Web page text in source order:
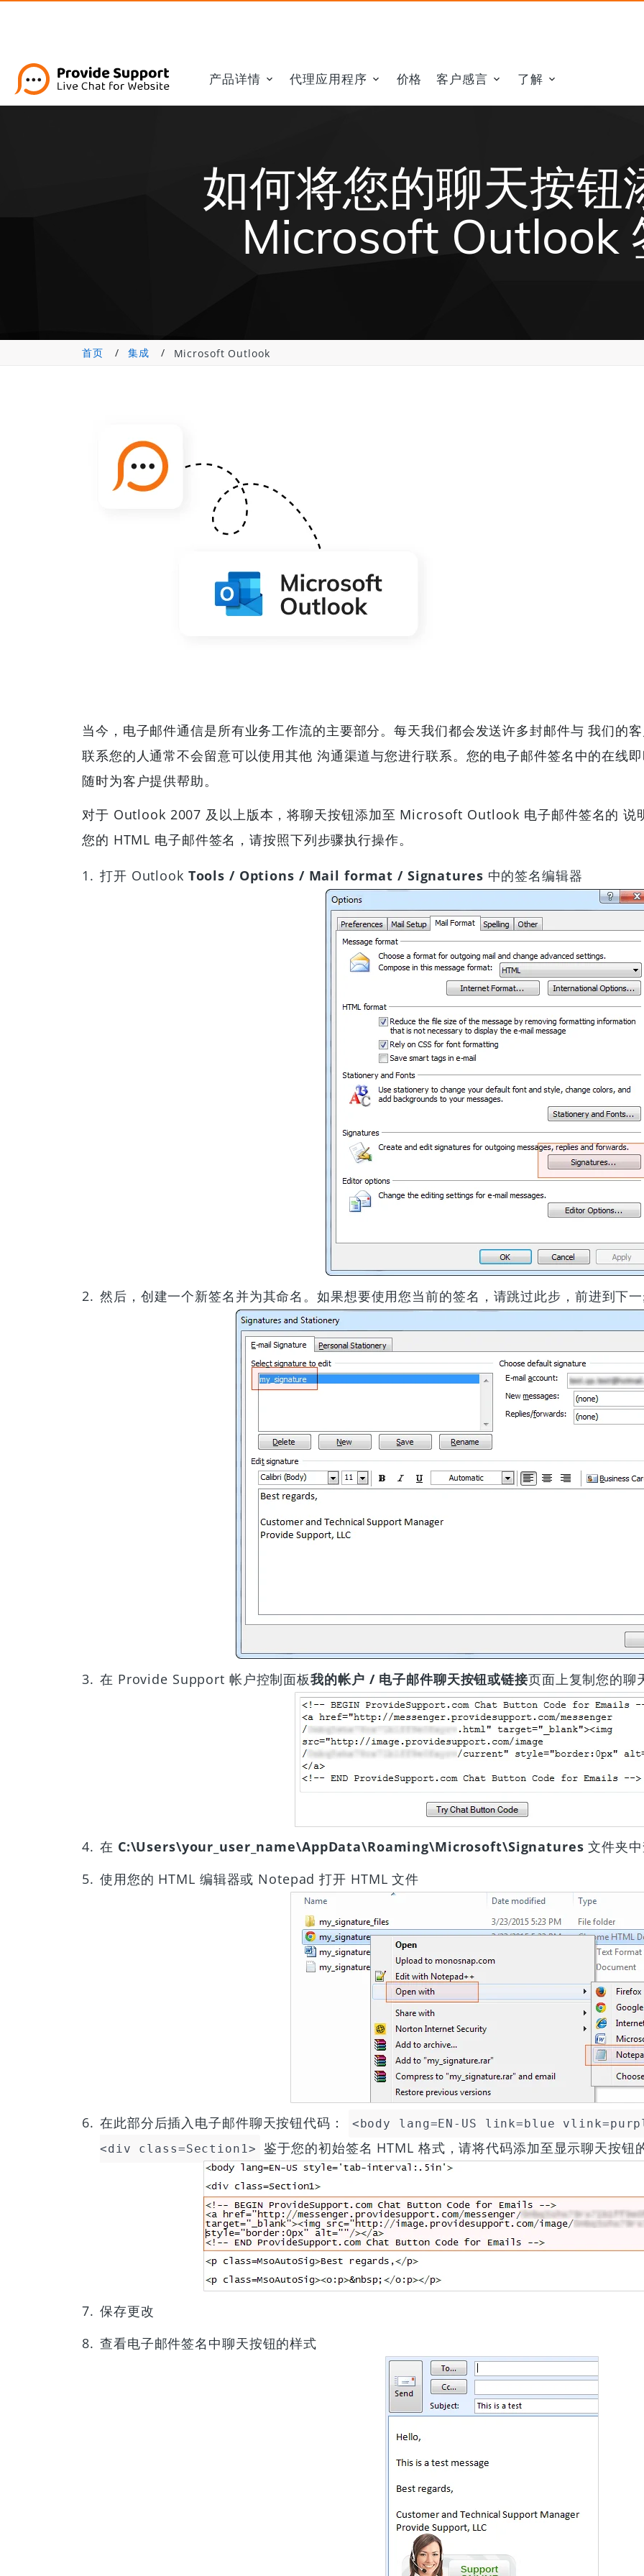
产品详情 代理应用程序 价格 客户感言 了解
如何将您的聊天按钮
Microsoft Outlook
首页 集成 Microsoft Outlook
当今，电子邮件通信是所有业务工作流的主要部分。每天我们都会发送许多封邮件与 我们的
联系您的人通常不会留意可以使用其他 沟通渠道与您进行联系。您的电子邮件签名中的在线
随时为客户提供帮助。
对于 Outlook 2007 及以上版本，将聊天按钮添加至 Microsoft Outlook 电子邮件签名的 说
您的 HTML 电子邮件签名，请按照下列步骤执行操作。
打开 Outlook Tools / Options / Mail format / Signatures 中的签名编辑器
然后，创建一个新签名并为其命名。如果想要使用您当前的签名，请跳过此步，前进到下
在 Provide Support 帐户控制面板我的帐户 / 电子邮件聊天按钮或链接页面上复制您的聊
在 C:\Users\your_user_name\AppData\Roaming\Microsoft\Signatures 文件夹
使用您的 HTML 编辑器或 Notepad 打开 HTML 文件
在此部分后插入电子邮件聊天按钮代码：
<body lang=EN-US link=blue
<div class=Section1>
鉴于您的初始签名 HTML 格式，请将代码添加至显示聊天按钮
保存更改
查看电子邮件签名中聊天按钮的样式